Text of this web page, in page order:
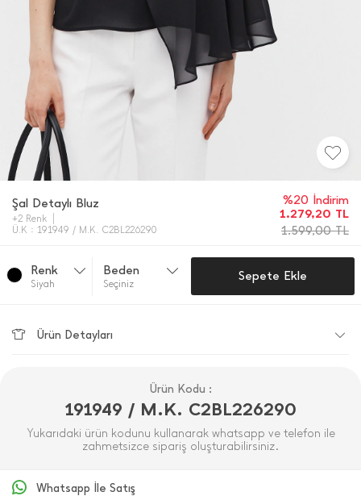
Şal Detaylı Bluz
+2 Renk
Ü.K : 191949 / M.K. C2BL226290
%20 İndirim
1.279,20 TL
1.599,00TL
Renk
Si̇yah
Beden
Seçiniz
Sepete Ekle
Ürün Detayları
Ürün Kodu :
191949 / M.K. C2BL226290
Yukarıdaki ürün kodunu kullanarak whatsapp ve telefon ile
zahmetsizce sipariş oluşturabilirsiniz.
Whatsapp İle Satış